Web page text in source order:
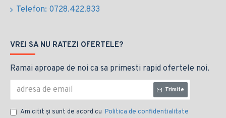
Telefon: 0728.422.833
VREI SA NU RATEZI OFERTELE?
Ramai aproape de noi ca sa primesti rapid ofertele noi.
Trimite
Am citit şi sunt de acord cu Politica de confidentialitate